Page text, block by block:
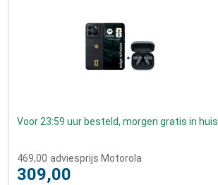
Voor 23:59 uur besteld, morgen gratis in huis
469,00 adviesprijs Motorola
309,00